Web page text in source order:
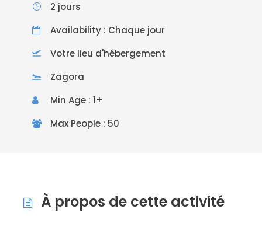
2 jours
Availability : Chaque jour
Votre lieu d'hébergement
Zagora
Min Age : 1+
Max People : 50
À propos de cette activité